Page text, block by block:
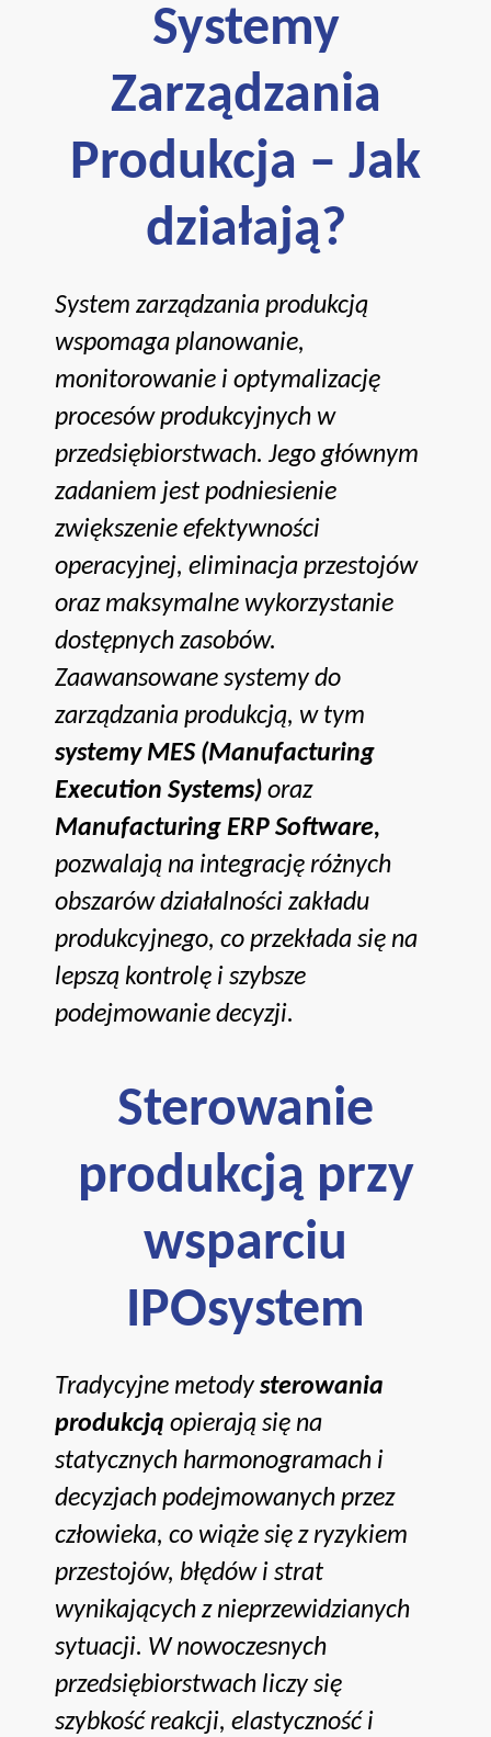
Systemy
Zarządzania
Produkcja – Jak
działają?
System zarządzania produkcją
wspomaga planowanie,
monitorowanie i optymalizację
procesów produkcyjnych w
przedsiębiorstwach. Jego głównym
zadaniem jest podniesienie
zwiększenie efektywności
operacyjnej, eliminacja przestojów
oraz maksymalne wykorzystanie
dostępnych zasobów.
Zaawansowane systemy do
zarządzania produkcją, w tym
systemy MES (Manufacturing
Execution Systems) oraz
Manufacturing ERP Software,
pozwalają na integrację różnych
obszarów działalności zakładu
produkcyjnego, co przekłada się na
lepszą kontrolę i szybsze
podejmowanie decyzji.
Sterowanie
produkcją przy
wsparciu
IPOsystem
Tradycyjne metody sterowania
produkcją opierają się na
statycznych harmonogramach i
decyzjach podejmowanych przez
człowieka, co wiąże się z ryzykiem
przestojów, błędów i strat
wynikających z nieprzewidzianych
sytuacji. W nowoczesnych
przedsiębiorstwach liczy się
szybkość reakcji, elastyczność i